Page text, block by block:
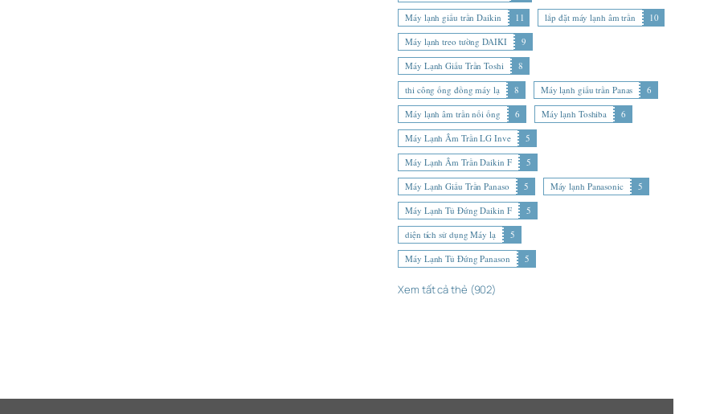
Máy lạnh giấu trần Daikin
11 lắp đặt máy lạnh âm trần
10
Máy lạnh treo tường DAIKI
9
Máy Lạnh Giấu Trần Toshi
8
thi công ống đồng máy lạ
8 Máy lạnh giấu trần Panas
6
Máy lạnh âm trần nối ống
6 Máy lạnh Toshiba
6
Máy Lạnh Âm Trần LG Inve
5
Máy Lạnh Âm Trần Daikin F
5
Máy Lạnh Giấu Trần Panaso
5 Máy lạnh Panasonic
5
Máy Lạnh Tủ Đứng Daikin F
5
diện tích sử dụng Máy lạ
5
Máy Lạnh Tủ Đứng Panason
5
Xem tất cả thẻ (902)